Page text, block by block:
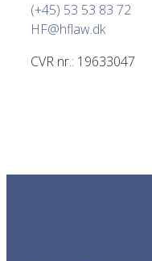
(+45) 53 53 83 72
HF@hflaw.dk
CVR nr.: 19633047